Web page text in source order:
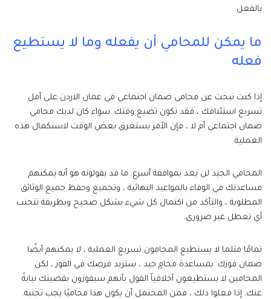
بالفعل.
ما يمكن للمحامي أن يفعله وما لا يستطيع
فعله
إذا كنت تبحث عن محامي ضمان اجتماعي في عمان الاردن على أمل
تسريع استئنافك ، فقد تكون تضيع وقتك. سواء كان لديك محامي
ضمان اجتماعي أم لا ، فإن الأمر يستغرق بعض الوقت لاستكمال هذه
العملية.
المحامي الجيد لن يعد بموافقة أسرع. ما قد يقولونه هو أنه يمكنهم
مساعدتك في الوفاء بالمواعيد النهائية ، وتجميع وحفظ جميع الوثائق
المطلوبة ، والتأكد من اكتمال كل شيء بشكل صحيح وبطريقة تتجنب
أي تعطل غير ضروري.
تمامًا مثلما لا يستطيع المحامون تسريع العملية ، لا يمكنهم أيضًا
ضمان فوزك. بمساعدة محامٍ جيد ، ستزيد فرصك في الفوز ، لكن
المحامين لا يستطيعون أخلاقياً القول بأنهم سيفوزون بقضيتك نيابةً
عنك. إذا فعلوا ذلك ، فمن المحتمل أن يكون هذا محاميًا يجب تجنبه.